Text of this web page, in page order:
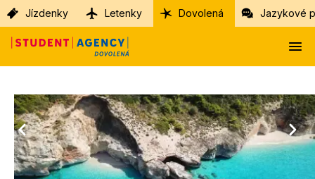
Jízdenky Letenky Dovolená Jazykové